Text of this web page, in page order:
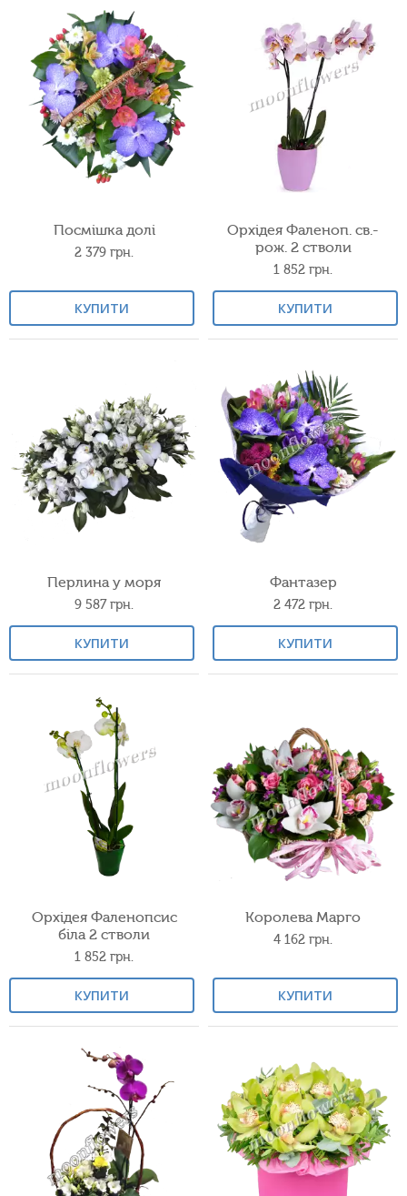
Посмішка долі
2 379 грн.
КУПИТИ
Орхідея Фаленоп. св.-
рож. 2 стволи
1 852 грн.
КУПИТИ
Перлина у моря
9 587грн.
КУПИТИ
Фантазер
2 472 грн.
КУПИТИ
Орхідея Фаленопсис
біла 2 стволи
1 852 грн.
КУПИТИ
Королева Марго
4 162 грн.
КУПИТИ